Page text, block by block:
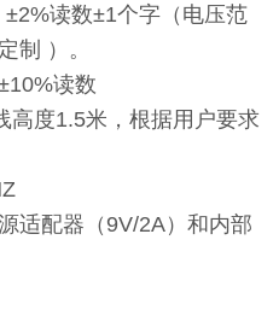
读数±1个字（电压范
制 ）。
读数
高度1.5米，根据用户要求
适配器（9V/2A）和内部